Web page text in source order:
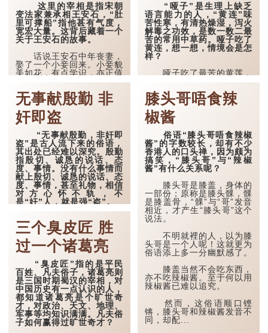
这里的宰相是指宋朝
变法家兼承相王安石，“肚
里可撑船”指他甚有气度，
宽宏大量。这背后藏着一个
关于王安石的故事。
话说王安石中年丧妻，
娶了一个小妾回来。小妾貌
美如花，有点学识，亦正值
双十年华，但王安石贵为宰
相，每天早出晚归，冷落了
小妾。小妾不甘寂寞，跟宰
相家的年青仆人偷情起来
了。
消息很快传遍宰相府。
王安石为查出真相，有一晚
表示外出，但却静悄悄藏在
花园，很快便听到小妾跟年
青仆人在房内偷情的声音。
王安石气上...
“哑子”是生理上缺乏
语言能力的人，“黄连”味
苦性寒，有清热燥湿，泻火
解毒之功效，是数一数二最
苦的常用中草药。哑子吃了
黄连，想一想，情境会是怎
样？
哑子吃了最苦的黄莲，
说不出话，所有的苦，只能
吃进肚子里，不能向人表
白，只有自己才知道。这句
说话比喻有些苦况自己才知
道，不会对人言。
哑巴吃了黄连之后的苦
况，跟广东话“暗哑
抵”或“食死猫”有点类似。
警匪片中警方的卧底或
线人，其职责便是深入贼匪
的巢穴取得情报，然后通知
警方，在贼匪那里工作会受
不...
无事献殷勤 非
奸即盗
“无事献殷勤，非奸即
盗”是古人流下来的俗语，
其出处已经难以深究。殷勤
指殷切、诚恳的说话、态
度、事情。没有什么事情而
献上殷切、诚恳的说话、态
度、事情，甚至礼物，相信
对方心怀不轨，不
是“奸”人，就是强“盗”。
用“奸”和“盗”来形
容“献殷勤”的人，当然有点
夸张，但“献殷勤”的人，很
大可能是已做了不光明磊落
的事情，因此作贼心虚，或
有事相求，所以才做出献殷
勤的举动。
例如丈夫跟其他女子有
染，但迷途知返，回家对妻
子百般迁就、呵护备至；相
反，妻子对丈夫有大要求，
亦可能借机献殷勤，令丈夫
接受及运行自己所思所...
三个臭皮匠 胜
过一个诸葛亮
“臭皮匠”指的是平民
百姓、凡夫俗子，诸葛亮则
是三国时期蜀汉的宰相，对
中国历史有一点认识的人，
都知道诸葛亮是个旷世奇
才，对政治、天文、地理、
军事等均知识满满。凡夫俗
子如何赢得过旷世奇才？
膝头哥唔食辣
椒酱
俗语“膝头哥唔食辣椒
酱”的字数较长，却有不少
香港人的口头禅，因为颇为
搞笑，“膝头哥”与“辣椒
酱”有什么关系呢？
膝头哥是膝盖，身体的
一部份；原称是膝头髁，髁
是膝盖骨，“髁”与“哥”发音
相近，才产生“膝头哥”这个
说法。
不明就裡的人，以为膝
头哥是一个人呢！这就更为
俗语添上多一分幽默感了。
膝盖当然不会吃东西，
亦不吃辣椒酱。至于何以用
辣椒酱已难以追究。
然而，这俗语顺口铿
锵，膝头哥和辣椒酱发音不
同，却配...